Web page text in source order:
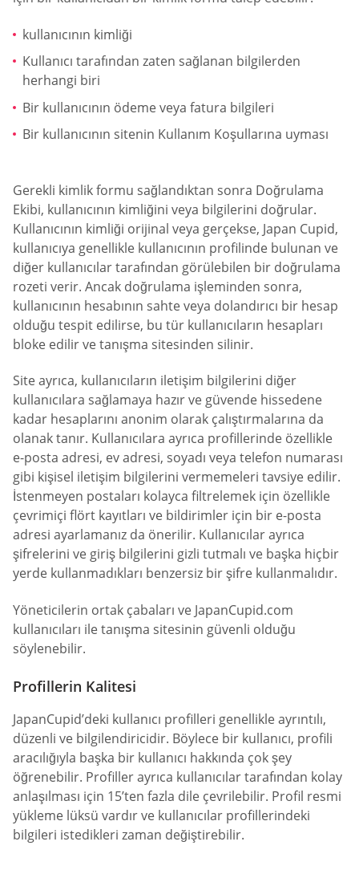
kullanıcının kimliği
Kullanıcı tarafından zaten sağlanan bilgilerden
herhangi biri
Bir kullanıcının ödeme veya fatura bilgileri
Bir kullanıcının sitenin Kullanım Koşullarına uyması
Gerekli kimlik formu sağlandıktan sonra Doğrulama
Ekibi, kullanıcının kimliğini veya bilgilerini doğrular.
Kullanıcının kimliği orijinal veya gerçekse, Japan Cupid,
kullanıcıya genellikle kullanıcının profilinde bulunan ve
diğer kullanıcılar tarafından görülebilen bir doğrulama
rozeti verir. Ancak doğrulama işleminden sonra,
kullanıcının hesabının sahte veya dolandırıcı bir hesap
olduğu tespit edilirse, bu tür kullanıcıların hesapları
bloke edilir ve tanışma sitesinden silinir.
Site ayrıca, kullanıcıların iletişim bilgilerini diğer
kullanıcılara sağlamaya hazır ve güvende hissedene
kadar hesaplarını anonim olarak çalıştırmalarına da
olanak tanır. Kullanıcılara ayrıca profillerinde özellikle
e-posta adresi, ev adresi, soyadı veya telefon numarası
gibi kişisel iletişim bilgilerini vermemeleri tavsiye edilir.
İstenmeyen postaları kolayca filtrelemek için özellikle
çevrimiçi flört kayıtları ve bildirimler için bir e-posta
adresi ayarlamanız da önerilir. Kullanıcılar ayrıca
şifrelerini ve giriş bilgilerini gizli tutmalı ve başka hiçbir
yerde kullanmadıkları benzersiz bir şifre kullanmalıdır.
Yöneticilerin ortak çabaları ve JapanCupid.com
kullanıcıları ile tanışma sitesinin güvenli olduğu
söylenebilir.
Profillerin Kalitesi
JapanCupid’deki kullanıcı profilleri genellikle ayrıntılı,
düzenli ve bilgilendiricidir. Böylece bir kullanıcı, profili
aracılığıyla başka bir kullanıcı hakkında çok şey
öğrenebilir. Profiller ayrıca kullanıcılar tarafından kolay
anlaşılması için 15’ten fazla dile çevrilebilir. Profil resmi
yükleme lüksü vardır ve kullanıcılar profillerindeki
bilgileri istedikleri zaman değiştirebilir.